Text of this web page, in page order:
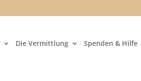
Die Vermittlung Spenden & Hilfe